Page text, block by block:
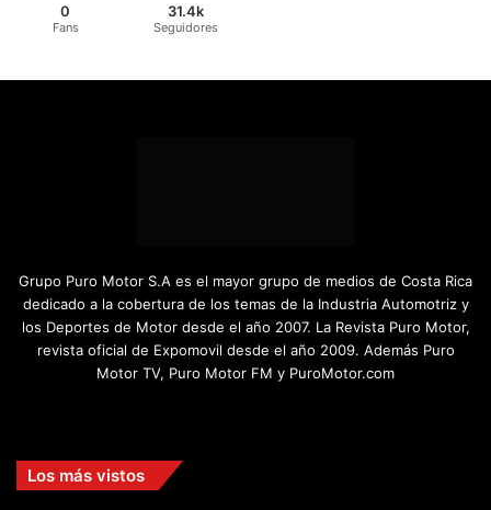
0
Fans
31.4k
Seguidores
Grupo Puro Motor S.A es el mayor grupo de medios de Costa Rica
dedicado a la cobertura de los temas de la Industria Automotriz y
los Deportes de Motor desde el año 2007. La Revista Puro Motor,
revista oficial de Expomovil desde el año 2009. Además Puro
Motor TV, Puro Motor FM y PuroMotor.com
Los más vistos